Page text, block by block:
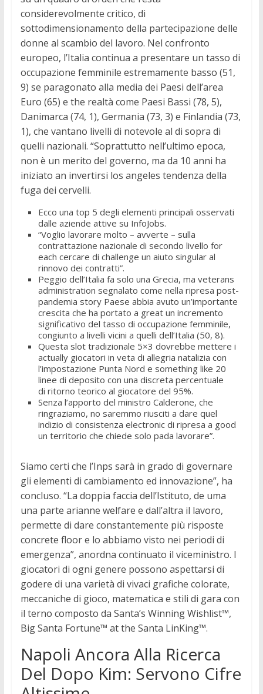
considerevolmente critico, di
sottodimensionamento della partecipazione delle
donne al scambio del lavoro. Nel confronto
europeo, l’Italia continua a presentare un tasso di
occupazione femminile estremamente basso (51,
9) se paragonato alla media dei Paesi dell’area
Euro (65) e the realtà come Paesi Bassi (78, 5),
Danimarca (74, 1), Germania (73, 3) e Finlandia (73,
1), che vantano livelli di notevole al di sopra di
quelli nazionali. “Soprattutto nell’ultimo epoca,
non è un merito del governo, ma da 10 anni ha
iniziato an invertirsi los angeles tendenza della
fuga dei cervelli.
Ecco una top 5 degli elementi principali osservati
dalle aziende attive su InfoJobs.
“Voglio lavorare molto – avverte – sulla
contrattazione nazionale di secondo livello for
each cercare di challenge un aiuto singular al
rinnovo dei contratti”.
Peggio dell’Italia fa solo una Grecia, ma veterans
administration segnalato come nella ripresa post-
pandemia story Paese abbia avuto un’importante
crescita che ha portato a great un incremento
significativo del tasso di occupazione femminile,
congiunto a livelli vicini a quelli dell’Italia (50, 8).
Questa slot tradizionale 5×3 dovrebbe mettere i
actually giocatori in veta di allegria natalizia con
l’impostazione Punta Nord e something like 20
linee di deposito con una discreta percentuale
di ritorno teorico al giocatore del 95%.
Senza l’apporto del ministro Calderone, che
ringraziamo, no saremmo riusciti a dare quel
indizio di consistenza electronic di ripresa a good
un territorio che chiede solo pada lavorare”.
Siamo certi che l’Inps sarà in grado di governare
gli elementi di cambiamento ed innovazione”, ha
concluso. “La doppia faccia dell’Istituto, de uma
una parte arianne welfare e dall’altra il lavoro,
permette di dare constantemente più risposte
concrete floor e lo abbiamo visto nei periodi di
emergenza”, anordna continuato il viceministro. I
giocatori di ogni genere possono aspettarsi di
godere di una varietà di vivaci grafiche colorate,
meccaniche di gioco, matematica e stili di gara con
il terno composto da Santa’s Winning Wishlist™,
Big Santa Fortune™ at the Santa LinKing™.
Napoli Ancora Alla Ricerca
Del Dopo Kim: Servono Cifre